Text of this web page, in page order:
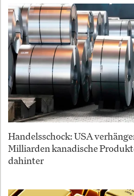
Handelsschock: USA
Milliarden kanadische
dahinter